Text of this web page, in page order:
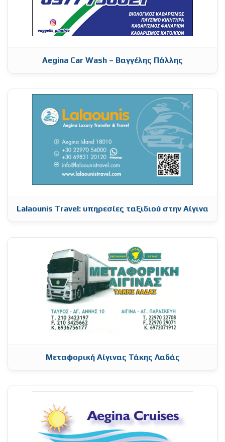
Aegina Car Wash – Βαγγέλης Πάλλης
Lalaounis Travel: υπηρεσίες ταξιδιού στην Αίγινα
Μεταφορική Αίγινας Τάκης Λαδάς